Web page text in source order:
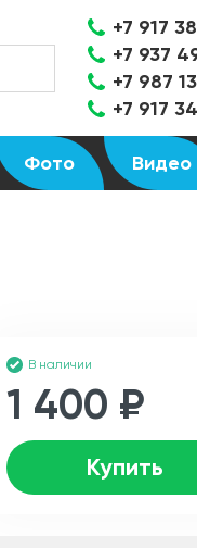
+7 917
+7 937
+7 987
+7 917
Фото Видео
В наличии
1 400 ₽
Купить